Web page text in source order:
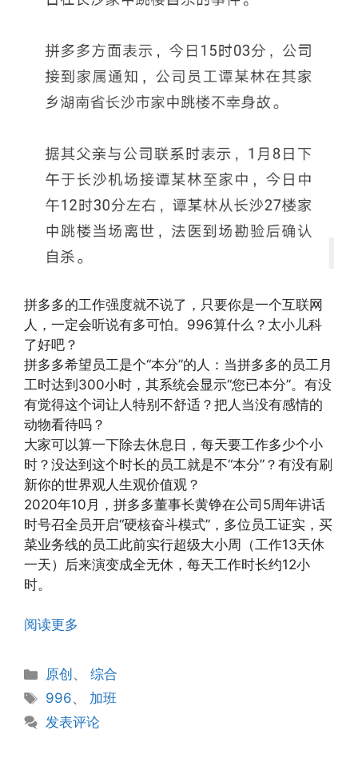
拼多多的工作强度就不说了，只要你是一个互联网
人，一定会听说有多可怕。996算什么？太小儿科
了好吧？
拼多多希望员工是个“本分”的人：当拼多多的员工月
工时达到300小时，其系统会显示“您已本分”。有没
有觉得这个词让人特别不舒适？把人当没有感情的
动物看待吗？
大家可以算一下除去休息日，每天要工作多少个小
时？没达到这个时长的员工就是不“本分”？有没有刷
新你的世界观人生观价值观？
2020年10月，拼多多董事长黄铮在公司5周年讲话
时号召全员开启“硬核奋斗模式”，多位员工证实，买
菜业务线的员工此前实行超级大小周（工作13天休
一天）后来演变成全无休，每天工作时长约12小
时。
阅读更多
分
类
原创 、综合
标
签
996、 加班
发表评论